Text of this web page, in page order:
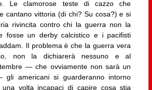
Le clamorose teste di cazzo che
cantano vittoria (di chi? Su cosa?) e si
rivincita contro chi la guerra non la
fosse un derby calcistico e i pacifisti
Il problema è che la guerra vera
non la dichiarerà nessuno e al
— che ovviamente non sarà un
gli americani si guarderanno intorno
una volta incapaci di capire cosa stia